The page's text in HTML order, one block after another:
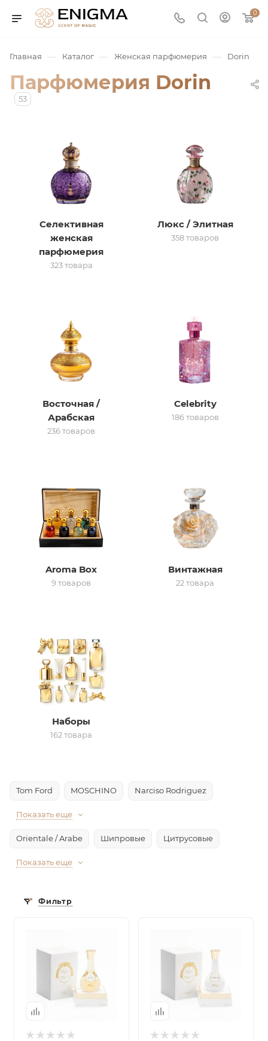
0
/ Нишевая
Главная — Каталог — Женская парфюмерия — Dorin
Парфюмерия Dorin
53
Селективная
женская
парфюмерия
323 товара
Люкс / Элитная
358 товаров
Восточная /
Арабская
236 товаров
Celebrity
186 товаров
Aroma Box
9 товаров
Винтажная
22 товара
Наборы
162 товара
Tom Ford MOSCHINO Narciso Rodriguez
Показать еще
Orientale / Arabe Шипровые Цитрусовые
Показать еще
Фильтр